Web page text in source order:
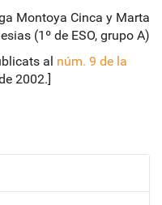
Montoya Cinca y Marta
(1º de ESO, grupo A)
al núm. 9 de la
2002.]